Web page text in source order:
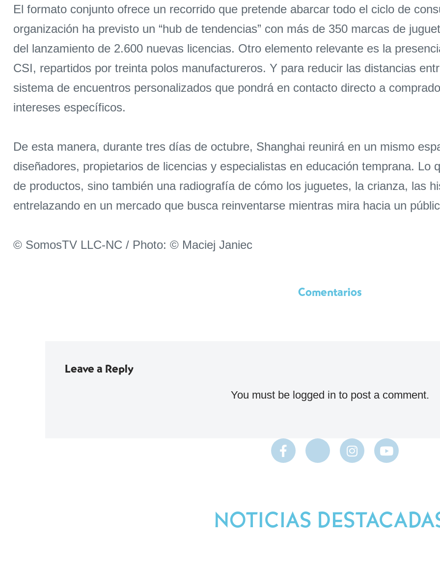
El formato conjunto ofrece un recorrido que pretende abarcar todo el ciclo de
organización ha previsto un “hub de tendencias” con más de 350 marcas de
del lanzamiento de 2.600 nuevas licencias. Otro elemento relevante es la
CSI, repartidos por treinta polos manufactureros. Y para reducir las distancias
sistema de encuentros personalizados que pondrá en contacto directo a
intereses específicos.
De esta manera, durante tres días de octubre, Shanghai reunirá en un mismo
diseñadores, propietarios de licencias y especialistas en educación temprana. Lo
de productos, sino también una radiografía de cómo los juguetes, la crianza, las
entrelazando en un mercado que busca reinventarse mientras mira hacia un
© SomosTV LLC-NC / Photo: © Maciej Janiec
Comentarios
Leave a Reply
You must be logged in to post a comment.
NOTICIAS